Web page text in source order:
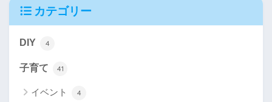
カテゴリー
DIY 4
子育て 41
イベント 4